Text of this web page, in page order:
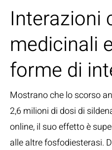
Interazioni
medicinali
forme di
Mostrano che lo scorso
2,6 milioni di dosi di
online, il suo effetto è
alle altre fosfodiesterasi.